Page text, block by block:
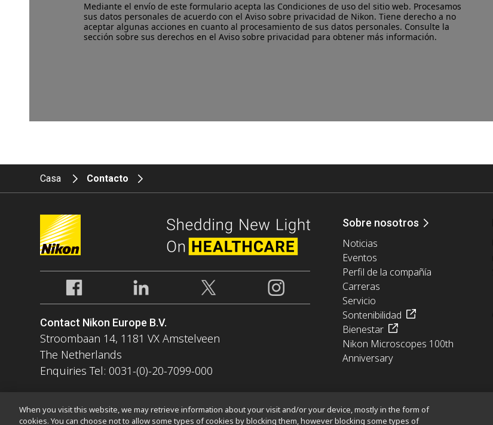
Mediante el envío de este formulario acepta las Condiciones de uso del sitio web. Procesamos
sus datos personales de acuerdo con elAviso sobre privacidad de Nikon. Tiene derecho a no
aceptar algunas acciones en cuanto al procesamiento de sus datos personales. Consulte la
sección sobre sus derechos en el Aviso sobre privacidad para obtener más información.
Casa Contacto
Contact Nikon Europe B.V.
Stroombaan 14, 1181 VX Amstelveen
The Netherlands
Enquiries Tel: 0031-(0)-20-7099-000
Sobre nosotros
Noticias
Eventos
Perfil de la compañía
Carreras
Servicio
Sontenibilidad
Bienestar
Nikon Microscopes 100th
Anniversary
When you visit this website, we may retrieve information about your visit and/or your device, mostly in the form of
cookies. You can choose not to allow some types of cookies by blocking them, however blocking some types of